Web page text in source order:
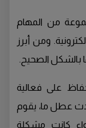
من المهام
ومن أبرز
بالشكل الصحيح.
على فعالية
عطل ما، يقوم
كانت مشكلة